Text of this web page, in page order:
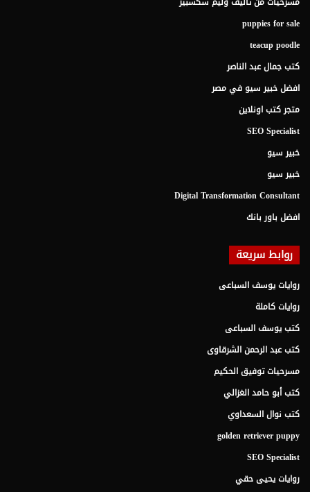
puppies for sale
teacup poodle
كتب جمال عبد الناصر
افضل خبير سيو في مصر
متجر كتب اونلاين
SEO Specialist
خبير سيو
خبير سيو
Digital Transformation Consultant
افضل باور بانك
روابط سريعة
روايات يوسف السباعى
روايات كاملة
كتب يوسف السباعى
كتب عبد الرحمن الشرقاوى
مسرحيات توفيق الحكيم
كتب أبو حامد الغزالي
كتب نوال السعداوي
golden retriever puppy
SEO Specialist
روايات يحيى حقي